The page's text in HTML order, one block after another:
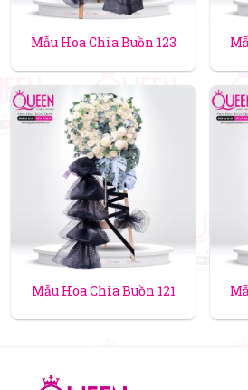
Mẫu Hoa Chia Buồn 123
Mẫu Hoa Chia Buồn 121